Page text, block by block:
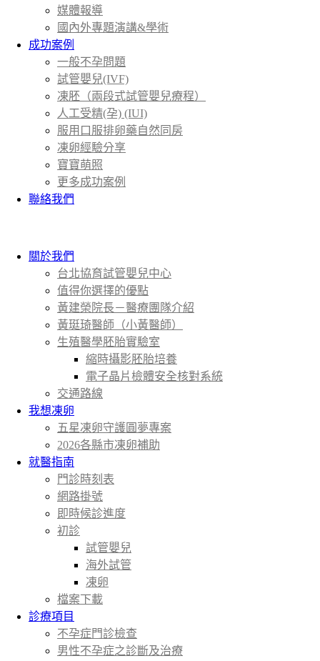
媒體報導
國內外專題演講&學術
成功案例
一般不孕問題
試管嬰兒(IVF)
凍胚（兩段式試管嬰兒療程）
人工受精(孕) (IUI)
服用口服排卵藥自然同房
凍卵經驗分享
寶寶萌照
更多成功案例
聯絡我們
關於我們
台北協育試管嬰兒中心
值得你選擇的優點
黃建榮院長－醫療團隊介紹
黃珽琦醫師（小黃醫師）
生殖醫學胚胎實驗室
縮時攝影胚胎培養
電子晶片檢體安全核對系統
交通路線
我想凍卵
五星凍卵守護圓夢專案
2026各縣市凍卵補助
就醫指南
門診時刻表
網路掛號
即時候診進度
初診
試管嬰兒
海外試管
凍卵
檔案下載
診療項目
不孕症門診檢查
男性不孕症之診斷及治療